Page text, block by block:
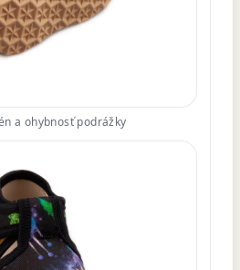
a ohybnosť podrážky